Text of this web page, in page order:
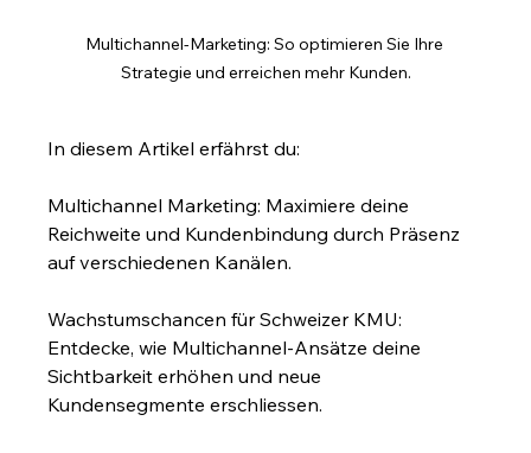
Multichannel-Marketing: So optimieren Sie Ihre
Strategie und erreichen mehr Kunden.
In diesem Artikel erfährst du:
Multichannel Marketing: Maximiere deine
Reichweite und Kundenbindung durch Präsenz
auf verschiedenen Kanälen.
Wachstumschancen für Schweizer KMU:
Entdecke, wie Multichannel-Ansätze deine
Sichtbarkeit erhöhen und neue
Kundensegmente erschliessen.